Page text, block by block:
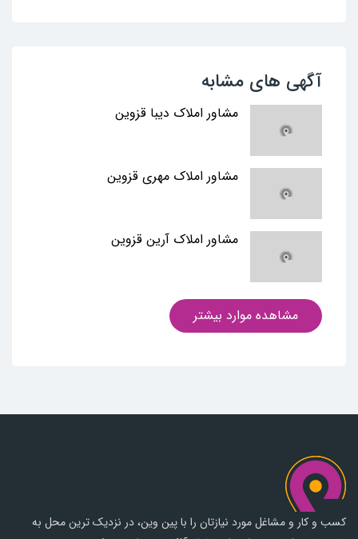
آگهی های مشابه
مشاور املاک دیبا قزوین
مشاور املاک مهری قزوین
مشاور املاک آرین قزوین
مشاهده موارد بیشتر
کسب و کار و مشاغل مورد نیازتان را با پین وین، در نزدیک ترین محل به